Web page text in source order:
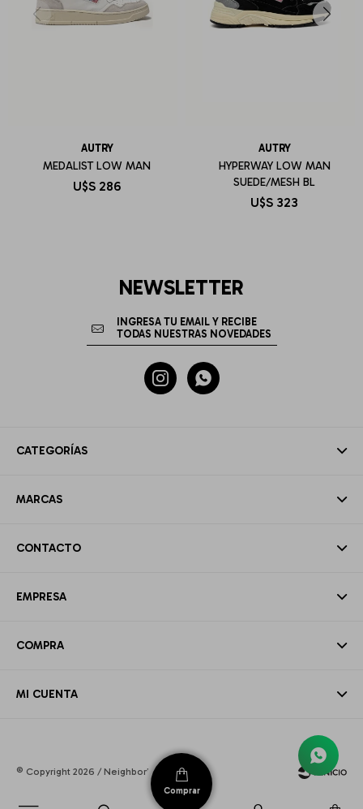
AUTRY
MEDALIST LOW MAN
U$S 286
AUTRY
HYPERWAY LOW MAN
SUEDE/MESH BL
U$S 323
CATEGORÍAS
MARCAS
CONTACTO
EMPRESA
COMPRA
MI CUENTA
NEWSLETTER
 
© Copyright 2026 / Neighborhood